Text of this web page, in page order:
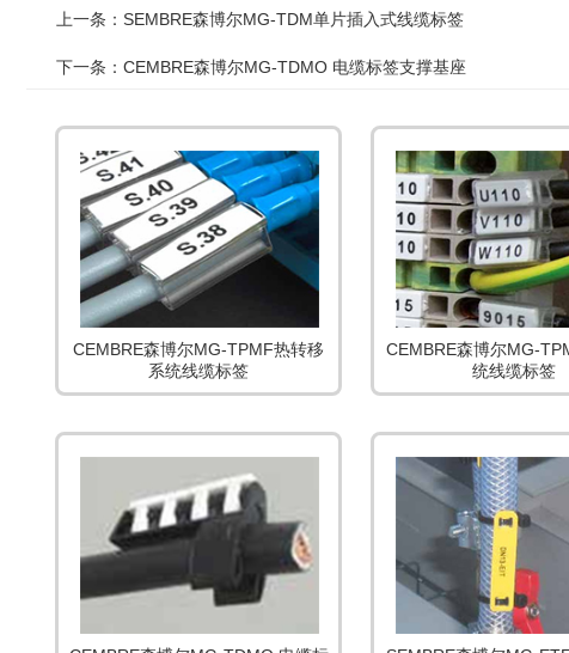
上一条：SEMBRE森博尔MG-TDM单片插入式线缆标签
下一条：CEMBRE森博尔MG-TDMO 电缆标签支撑基座
CEMBRE森博尔MG-TPMF热转移
系统线缆标签
CEMBRE森博尔MG-
统线缆标签